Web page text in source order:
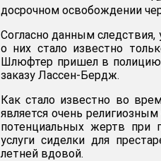
досрочном освобождении
Согласно данным
о них стало известно
Шлюфтер пришел в полицию
заказу Лассен-Бердж.
Как стало известно во
является очень
потенциальных жертв при
услуги сиделки для
летней вдовой.